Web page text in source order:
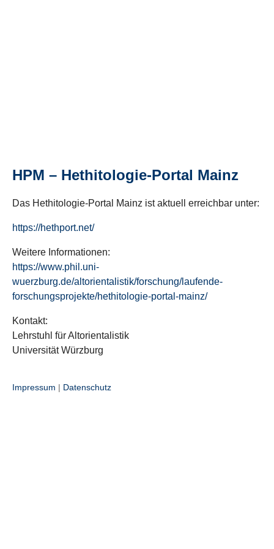
HPM – Hethitologie-Portal Mainz
Das Hethitologie-Portal Mainz ist aktuell erreichbar unter:
https://hethport.net/
Weitere Informationen:
https://www.phil.uni-
wuerzburg.de/altorientalistik/forschung/laufende-
forschungsprojekte/hethitologie-portal-mainz/
Kontakt:
Lehrstuhl für Altorientalistik
Universität Würzburg
Impressum | Datenschutz